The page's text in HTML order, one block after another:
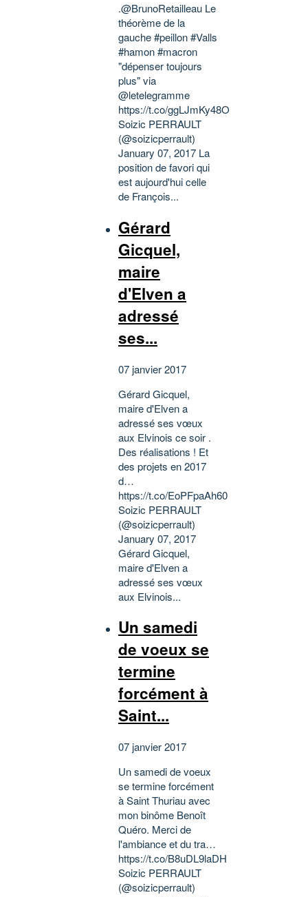
.@BrunoRetailleau Le
théorème de la
gauche #peillon #Valls
#hamon #macron
"dépenser toujours
plus" via
@letelegramme
https://t.co/ggLJmKy48O
Soizic PERRAULT
(@soizicperrault)
January 07, 2017 La
position de favori qui
est aujourd'hui celle
de François...
Gérard
Gicquel,
maire
d'Elven a
adressé
ses...
07 janvier 2017
Gérard Gicquel,
maire d'Elven a
adressé ses vœux
aux Elvinois ce soir .
Des réalisations ! Et
des projets en 2017
d…
https://t.co/EoPFpaAh60
Soizic PERRAULT
(@soizicperrault)
January 07, 2017
Gérard Gicquel,
maire d'Elven a
adressé ses vœux
aux Elvinois...
Un samedi
de voeux se
termine
forcément à
Saint...
07 janvier 2017
Un samedi de voeux
se termine forcément
à Saint Thuriau avec
mon binôme Benoît
Quéro. Merci de
l'ambiance et du tra…
https://t.co/B8uDL9laDH
Soizic PERRAULT
(@soizicperrault)